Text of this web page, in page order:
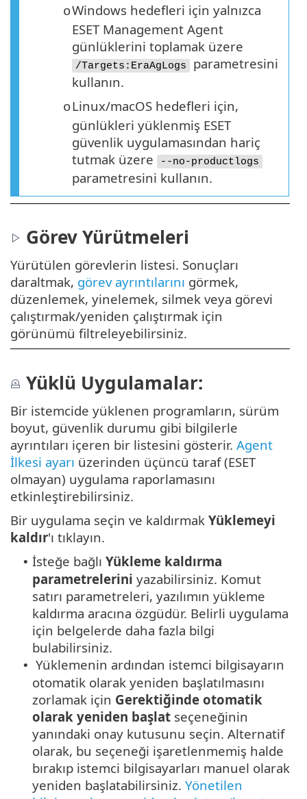
oWindows hedefleri için yalnızca
ESET Management Agent
günlüklerini toplamak üzere
/Targets:EraAgLogs
parametresini
kullanın.
oLinux/macOS hedefleri için,
günlükleri yüklenmiş ESET
güvenlik uygulamasından hariç
tutmak üzere
--no-productlogs
parametresini kullanın.
Görev Yürütmeleri
Yürütülen görevlerin listesi. Sonuçları
daraltmak, görev ayrıntılarını görmek,
düzenlemek, yinelemek, silmek veya görevi
çalıştırmak/yeniden çalıştırmak için
görünümü filtreleyebilirsiniz.
Yüklü Uygulamalar:
Bir istemcide yüklenen programların, sürüm
boyut, güvenlik durumu gibi bilgilerle
ayrıntıları içeren bir listesini gösterir. Agent
İlkesi ayarı üzerinden üçüncü taraf (ESET
olmayan) uygulama raporlamasını
etkinleştirebilirsiniz.
Bir uygulama seçin ve kaldırmak Yüklemeyi
kaldır'ı tıklayın.
• İsteğe bağlı Yükleme kaldırma
parametrelerini yazabilirsiniz. Komut
satırı parametreleri, yazılımın yükleme
kaldırma aracına özgüdür. Belirli uygulama
için belgelerde daha fazla bilgi
bulabilirsiniz.
• Yüklemenin ardından istemci bilgisayarın
otomatik olarak yeniden başlatılmasını
zorlamak için Gerektiğinde otomatik
olarak yeniden başlat seçeneğinin
yanındaki onay kutusunu seçin. Alternatif
olarak, bu seçeneği işaretlenmemiş halde
bırakıp istemci bilgisayarları manuel olarak
yeniden başlatabilirsiniz. Yönetilen